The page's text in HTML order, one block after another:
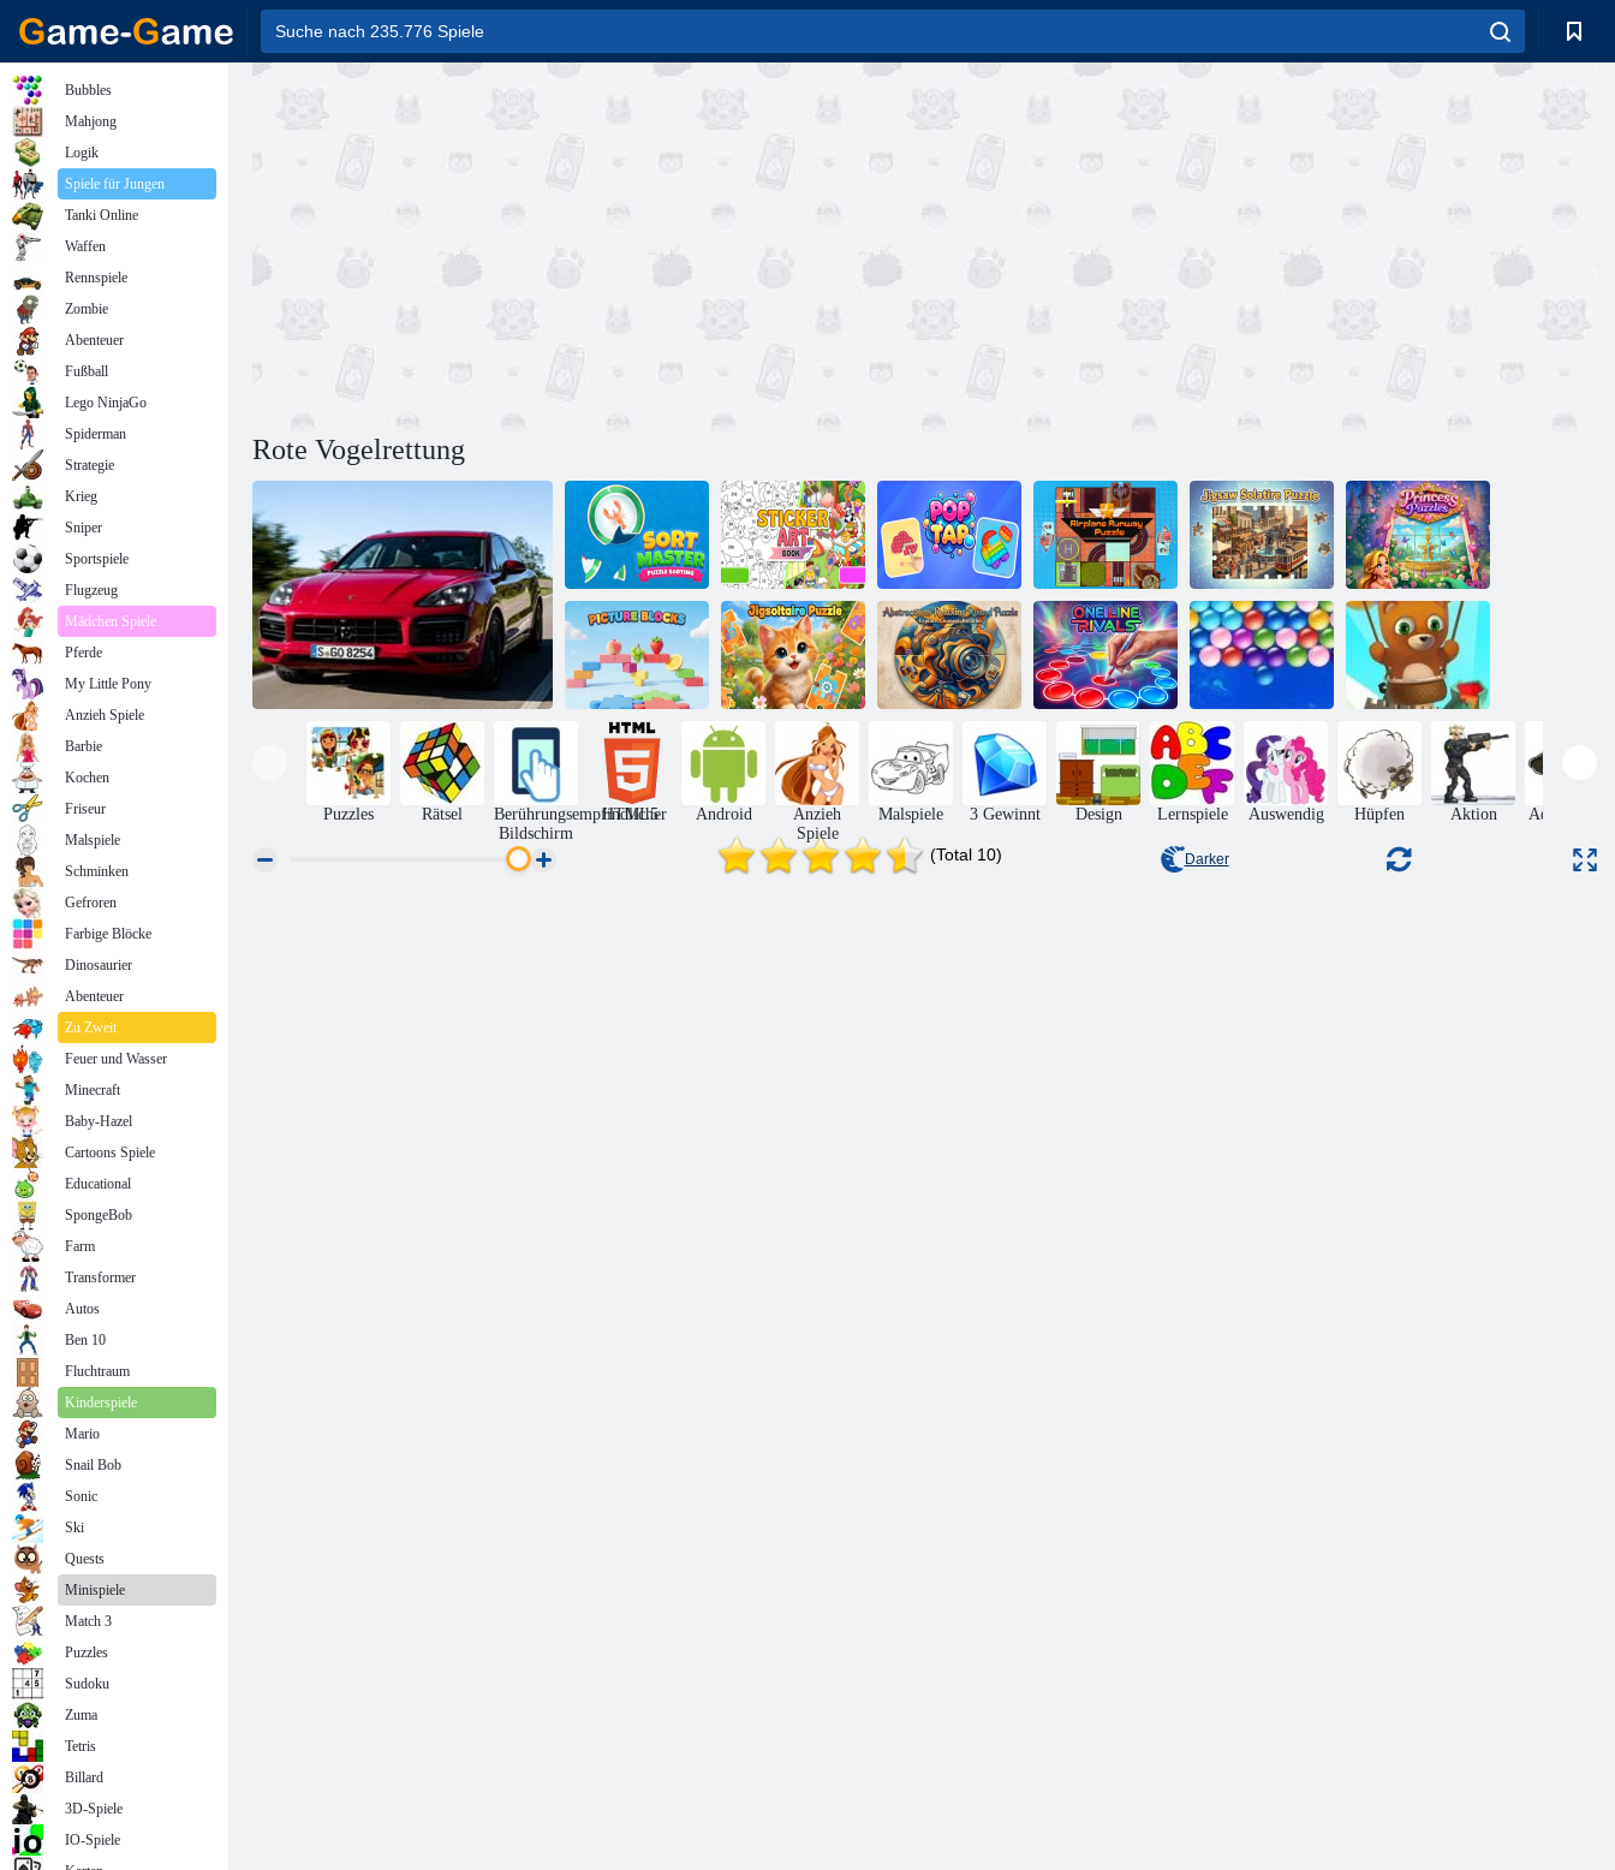
Rote Vogelrettung
Sortieren Sie die
Sortierung des
Master-Puzzles
Aufkleberkunstbuch Pop-Tap
Flugzeug-
Landebahn-
Puzzle
Puzzle-Solitär-
Puzzle
Prinzessinnen-
Rätsel
Bildblöcke Jigsolitär-Puzzle
Abstraktionen,
entspannendes
rundes Puzzle
Einzeilige
Rivalen
Endlose Bubbles
Bubble Shooter
endlos
Puzzles Rätsel
Berührungsempfindlicher
Bildschirm
HTML5 Android
Anzieh
Spiele
Malspiele 3 Gewinnt Design Lernspiele Auswendig Hüpfen Aktion Adventures
(Total 10) Darker
Bubbles
Mahjong
Logik
Spiele für Jungen
Tanki Online
Waffen
Rennspiele
Zombie
Abenteuer
Fußball
Lego NinjaGo
Spiderman
Strategie
Krieg
Sniper
Sportspiele
Flugzeug
Mädchen Spiele
Pferde
My Little Pony
Anzieh Spiele
Barbie
Kochen
Friseur
Malspiele
Schminken
Gefroren
Farbige Blöcke
Dinosaurier
Abenteuer
Zu Zweit
Feuer und Wasser
Minecraft
Baby-Hazel
Cartoons Spiele
Educational
SpongeBob
Farm
Transformer
Autos
Ben 10
Fluchtraum
Kinderspiele
Mario
Snail Bob
Sonic
Ski
Quests
Minispiele
Match 3
Puzzles
Sudoku
Zuma
Tetris
Billard
3D-Spiele
IO-Spiele